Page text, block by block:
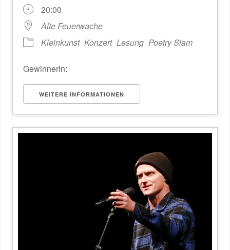
20:00
Alte Feuerwache
Kleinkunst Konzert Lesung Poetry Slam
Gewinnerin:
WEITERE INFORMATIONEN